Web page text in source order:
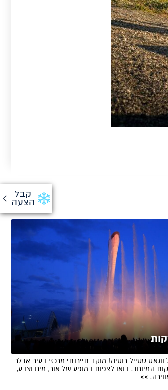
קבל
הצעה
סטייל רוסיה! מוקד תיירותי מרכזי בעיר אדלר
המיוחד. בואו לצפות במופע של אור, מים וצבע,
>>